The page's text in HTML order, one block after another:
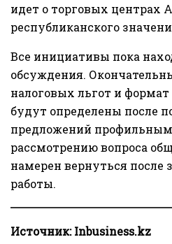
идет о торговых центрах
республиканского
Все инициативы пока
обсуждения.
налоговых льгот и
будут определены после
предложений
рассмотрению вопроса
намерен вернуться после
работы.
Источник:Inbusiness.kz